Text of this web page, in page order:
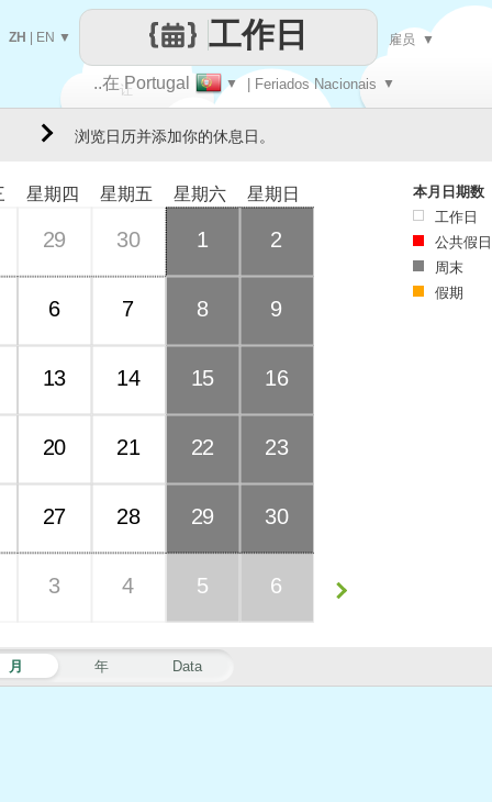
让
..在 Portugal ▼ | Feriados Nacionais ▼
工作日
ZH EN ▼ 雇员 ▼
浏览日历并添加你的休息日。
月 年 Data
星期四 星期五 星期六 星期日
29 30 1 2
6 7 8 9
13 14 15 16
20 21 22 23
27 28 29 30
3 4 5 6
本月日期数
工作日
公共假日
周末
假期